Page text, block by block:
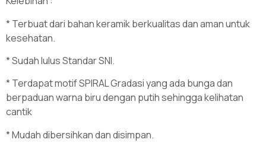
* Terbuat dari bahan keramik berkualitas dan aman untuk
kesehatan.
* Sudah lulus Standar SNI.
* Terdapat motif SPIRAL Gradasi yang ada bunga dan
berpaduan warna biru dengan putih sehingga kelihatan
cantik
* Mudah dibersihkan dan disimpan.